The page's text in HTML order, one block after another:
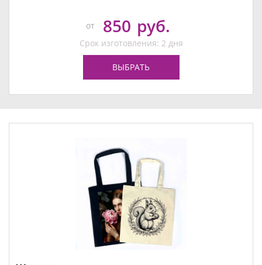
от 850 руб.
Срок изготовления: 2 дня
ВЫБРАТЬ